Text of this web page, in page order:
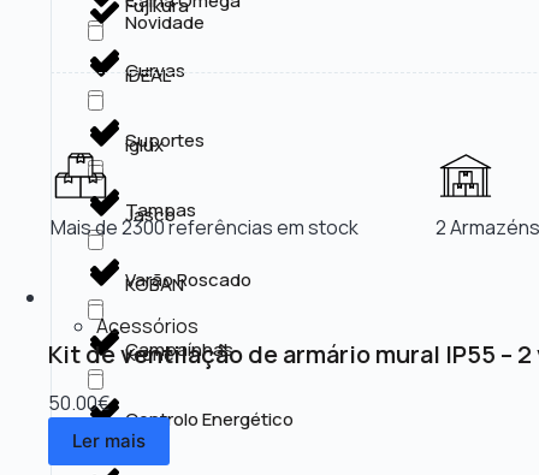
Curvas
Suportes
Tampas
Varão Roscado
Campaínhas
Controlo Energético
Fujikura
IDEAL
Iglux
Jasco
KOBAN
Krone
Kss
Novidade
Mais de 2300 referências em stock 2
Acessórios
Kit de ventilação de armário mural IP55 –
50.00€
Ler mais